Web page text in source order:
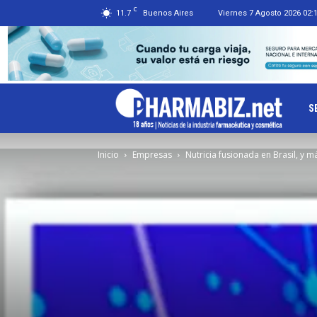
11.7 C Buenos Aires Viernes 7 Agosto 2026
Inicio Empresas Nutricia fusionada en Brasil, y